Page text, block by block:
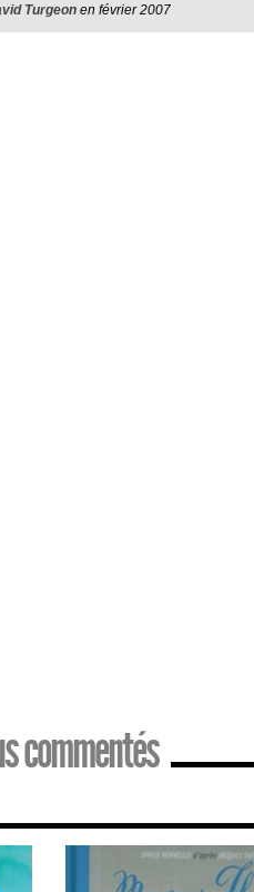
Turgeon en février 2007
commentés